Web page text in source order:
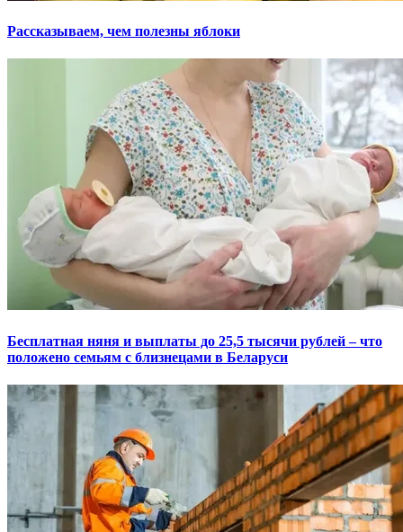
Рассказываем, чем полезны яблоки
Бесплатная няня и выплаты до 25,5 тысячи рублей – что
положено семьям с близнецами в Беларуси